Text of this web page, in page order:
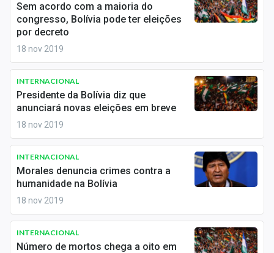
Mercados
Economia
Empresas
Brasil
Colunas
Especiais
Internacional
Marketing
Tecnologia
Sem acordo com a maioria do
congresso, Bolívia pode ter eleições
por decreto
18 nov 2019
INTERNACIONAL
Presidente da Bolívia diz que
anunciará novas eleições em breve
18 nov 2019
INTERNACIONAL
Morales denuncia crimes contra a
humanidade na Bolívia
18 nov 2019
INTERNACIONAL
Número de mortos chega a oito em